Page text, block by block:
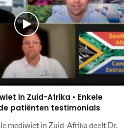
in Zuid-Afrika • Enkele
patiënten testimonials
mediwiet in Zuid-Afrika deelt Dr.